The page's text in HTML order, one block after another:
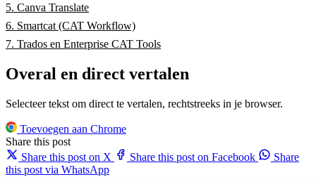
5. Canva Translate
6. Smartcat (CAT Workflow)
7. Trados en Enterprise CAT Tools
Overal en direct vertalen
Selecteer tekst om direct te vertalen, rechtstreeks in je browser.
Toevoegen aan Chrome
Share this post
Share this post on X
Share this post on Facebook
Share
this post via WhatsApp